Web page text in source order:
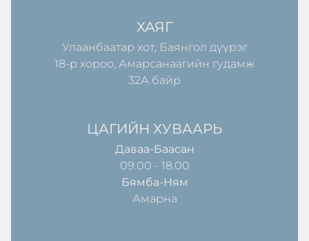
ХАЯГ
Улаанбаатар хот, Баянгол дүүрэг
18-р хороо, Амарсанаагийн гудамж
32А байр
ЦАГИЙН ХУВААРЬ
Даваа-Баасан
09.00 - 18.00
Бямба-Ням
Амарна